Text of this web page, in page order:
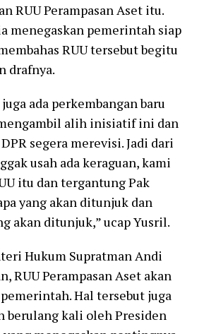
RUU Perampasan Aset itu.
menegaskan pemerintah siap
RUU tersebut begitu
drafnya.
ada perkembangan baru
alih inisiatif ini dan
segera merevisi. Jadi dari
usah ada keraguan, kami
itu dan tergantung Pak
yang akan ditunjuk dan
akan ditunjuk,” ucap Yusril.
Hukum Supratman Andi
RUU Perampasan Aset akan
Hal tersebut juga
berulang kali oleh Presiden